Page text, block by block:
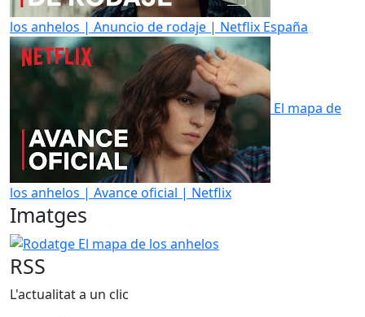
los anhelos | Anuncio de rodaje | Netflix España
El mapa de
los anhelos | Avance oficial | Netflix
Imatges
Rodatge El mapa de los anhelos
RSS
L'actualitat a un clic